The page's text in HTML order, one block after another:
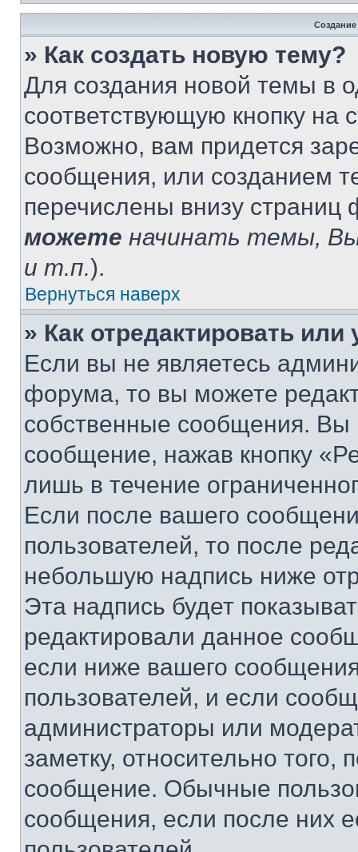
» Как создать новую тему?
Для создания новой темы в
соответствующую кнопку
Возможно, вам придется
сообщения, или созданием
перечислены внизу
можете начинать темы,
и т.п.).
Вернуться наверх
» Как отредактировать
Если вы не являетесь
форума, то вы можете
собственные сообщения. Вы
сообщение, нажав кнопку
лишь в течение
Если после вашего
пользователей, то после
небольшую надпись ниже
Эта надпись будет
редактировали данное
если ниже вашего
пользователей, и если
администраторы или
заметку, относительно
сообщение. Обычные
сообщения, если после них